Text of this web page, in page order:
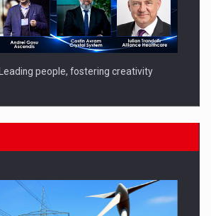
people, fostering creativity